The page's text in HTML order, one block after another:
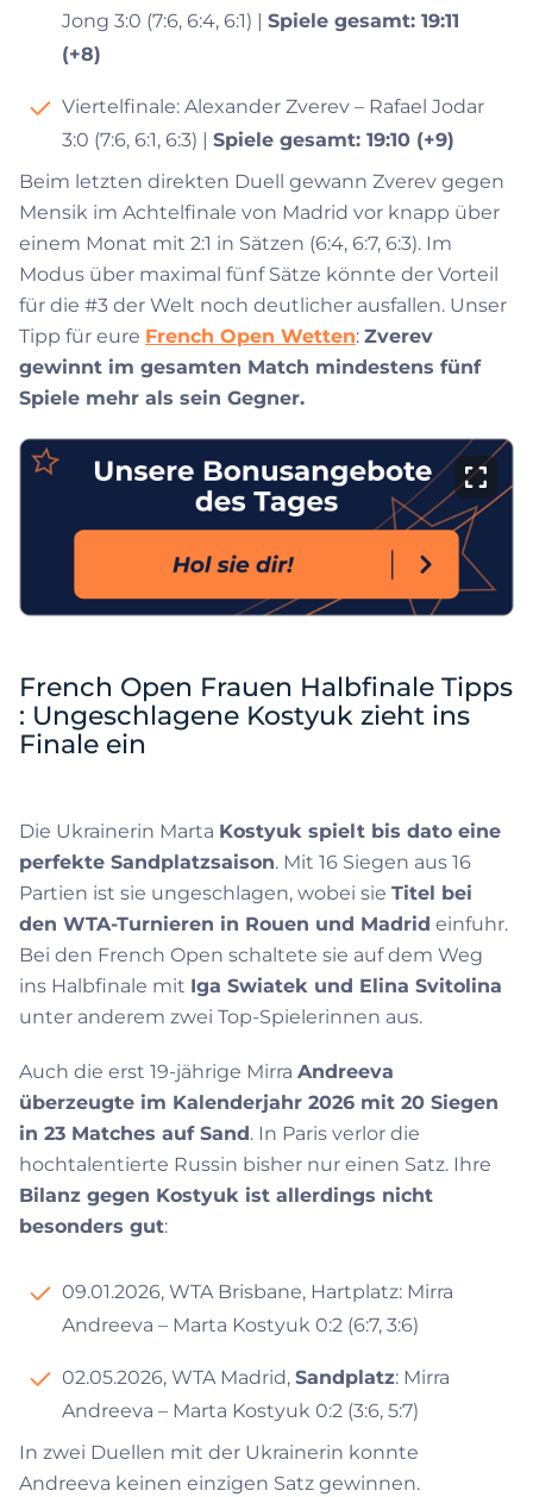
Jong 3:0 (7:6, 6:4, 6:1) | Spiele gesamt: 19:11
(+8)
Viertelfinale: Alexander Zverev – Rafael Jodar
3:0 (7:6, 6:1, 6:3) | Spiele gesamt: 19:10 (+9)
Beim letzten direkten Duell gewann Zverev gegen
Mensik im Achtelfinale von Madrid vor knapp über
einem Monat mit 2:1 in Sätzen (6:4, 6:7, 6:3). Im
Modus über maximal fünf Sätze könnte der Vorteil
für die #3 der Welt noch deutlicher ausfallen. Unser
Tipp für eure French Open Wetten: Zverev
gewinnt im gesamten Match mindestens fünf
Spiele mehr als sein Gegner.
French Open Frauen Halbfinale Tipps
: Ungeschlagene Kostyuk zieht ins
Finale ein
Die Ukrainerin Marta Kostyuk spielt bis dato eine
perfekte Sandplatzsaison. Mit 16 Siegen aus 16
Partien ist sie ungeschlagen, wobei sie Titel bei
den WTA-Turnieren in Rouen und Madrid einfuhr.
Bei den French Open schaltete sie auf dem Weg
ins Halbfinale mit Iga Swiatek und Elina Svitolina
unter anderem zwei Top-Spielerinnen aus.
Auch die erst 19-jährige Mirra Andreeva
überzeugte im Kalenderjahr 2026 mit 20 Siegen
in 23 Matches auf Sand. In Paris verlor die
hochtalentierte Russin bisher nur einen Satz. Ihre
Bilanz gegen Kostyuk ist allerdings nicht
besonders gut:
09.01.2026, WTA Brisbane, Hartplatz: Mirra
Andreeva – Marta Kostyuk 0:2 (6:7, 3:6)
02.05.2026, WTA Madrid, Sandplatz: Mirra
Andreeva – Marta Kostyuk 0:2 (3:6, 5:7)
In zwei Duellen mit der Ukrainerin konnte
Andreeva keinen einzigen Satz gewinnen.